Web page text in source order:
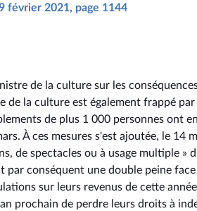
février 2021, page 1144
de la culture sur les
la culture est également frappé
de plus 1 000 personnes ont
À ces mesures s'est ajoutée, le 14
de spectacles ou à usage multiple »
conséquent une double peine
sur leurs revenus de cette
prochain de perdre leurs droits à